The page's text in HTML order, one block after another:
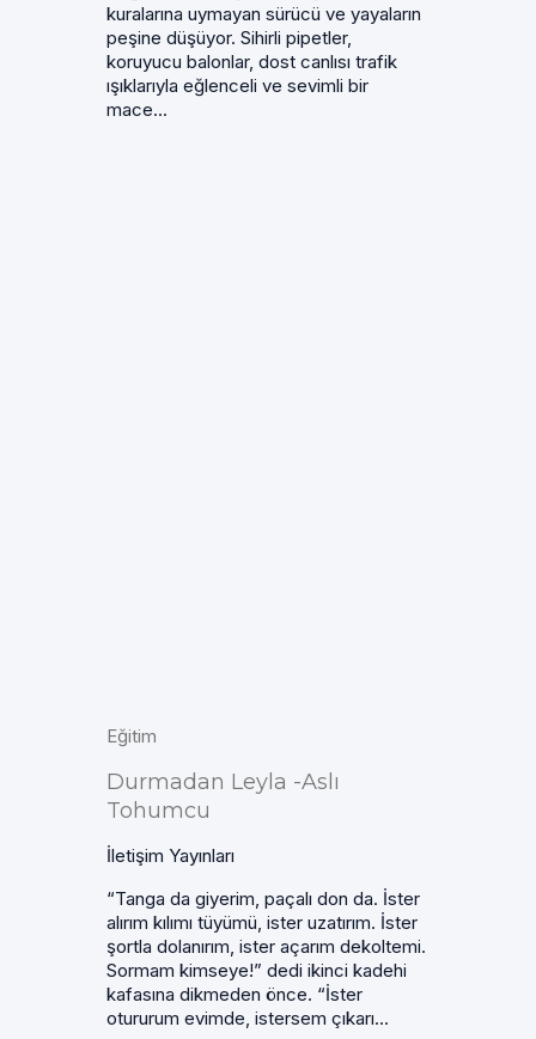
kuralarına uymayan sürücü ve yayaların
peşine düşüyor. Sihirli pipetler,
koruyucu balonlar, dost canlısı trafik
ışıklarıyla eğlenceli ve sevimli bir
mace...
Eğitim
Durmadan Leyla -Aslı
Tohumcu
İletişim Yayınları
“Tanga da giyerim, paçalı don da. İster
alırım kılımı tüyümü, ister uzatırım. İster
şortla dolanırım, ister açarım dekoltemi.
Sormam kimseye!” dedi ikinci kadehi
kafasına dikmeden önce. “İster
otururum evimde, istersem çıkarı...